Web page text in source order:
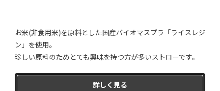
お米(非食用米)を原料とした国産バイオマスプラ「ライスレジ
ン」を使用。
珍しい原料のためとても興味を持つ方が多いストローです。
詳しく見る